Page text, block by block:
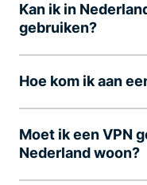
Kan ik in
gebruiken?
Hoe kom ik aan
Moet ik een VPN
Nederland woon?